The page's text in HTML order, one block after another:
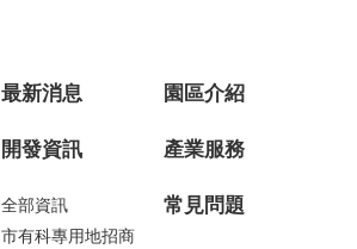
最新消息 園區介紹
開發資訊
全部資訊
市有科專用地招商
產業服務
常見問題